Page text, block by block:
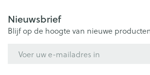
Nieuwsbrief
Blijf op de hoogte van nieuwe